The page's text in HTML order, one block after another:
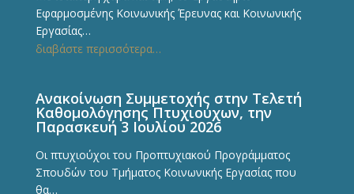
Εφαρμοσμένης Κοινωνικής Έρευνας και Κοινωνικής
Εργασίας…
διαβάστε περισσότερα…
Ανακοίνωση Συμμετοχής στην Τελετή
Καθομολόγησης Πτυχιούχων, την
Παρασκευή 3 Ιουλίου 2026
Οι πτυχιούχοι του Προπτυχιακού Προγράμματος
Σπουδών του Τμήματος Κοινωνικής Εργασίας που
θα…